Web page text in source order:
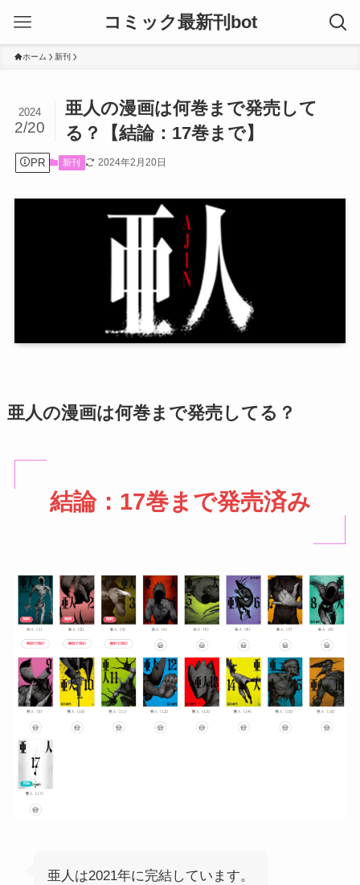
コミック最新刊bot
ホーム 新刊
亜人の漫画は何巻まで発売して
る？【結論：17巻まで】
2024
2/20
PR 新刊 2024年2月20日
亜人の漫画は何巻まで発売してる？
結論：17巻まで発売済み
亜人は2021年に完結しています。